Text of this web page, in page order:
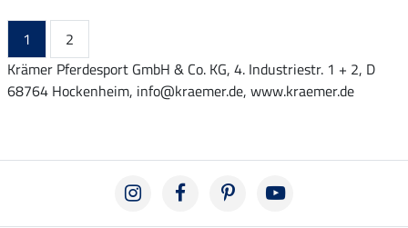
1
2
Krämer Pferdesport GmbH & Co. KG, 4. Industriestr. 1 + 2, D
68764 Hockenheim, info@kraemer.de, www.kraemer.de